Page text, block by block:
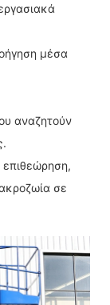
μέσα
αναζητούν
επιθεώρηση,
σε